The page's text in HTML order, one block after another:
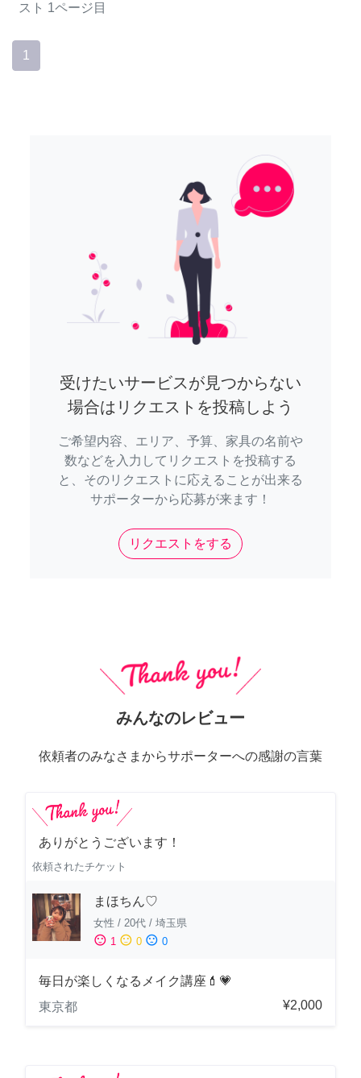
スト 1ページ目
1
受けたいサービスが見つからない
場合はリクエストを投稿しよう
ご希望内容、エリア、予算、家具の名前や
数などを入力してリクエストを投稿する
と、そのリクエストに応えることが出来る
サポーターから応募が来ます！
リクエストをする
みんなのレビュー
依頼者のみなさまからサポーターへの感謝の言葉
ありがとうございます！
依頼されたチケット
まほちん♡
女性 / 20代 / 埼玉県
sentiment_satisfied 1 sentiment_neutral 0 sentiment_dissatisfied 0
毎日が楽しくなるメイク講座💄💗
東京都
¥2,000